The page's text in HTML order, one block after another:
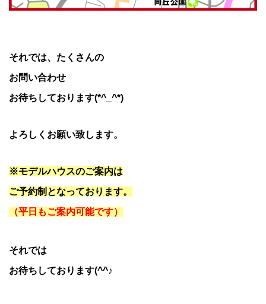
それでは、たくさんの
お問い合わせ
お待ちしております(*^_^*)
よろしくお願い致します。
※モデルハウスのご案内は
ご予約制となっております。
（平日もご案内可能です）
それでは
お待ちしております(^^♪